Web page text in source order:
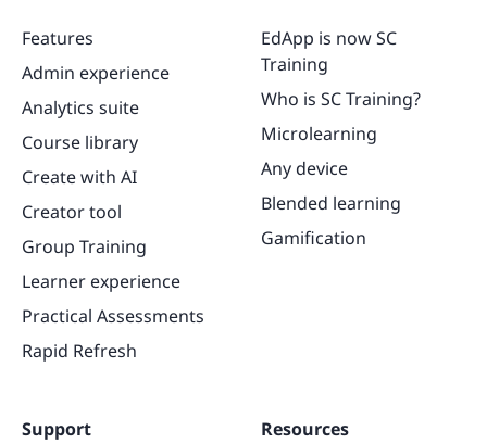
Features
Admin experience
Analytics suite
Course library
Create with AI
Creator tool
Group Training
Learner experience
Practical Assessments
Rapid Refresh
EdApp is now SC
Training
Who is SC Training?
Microlearning
Any device
Blended learning
Gamification
Support Resources